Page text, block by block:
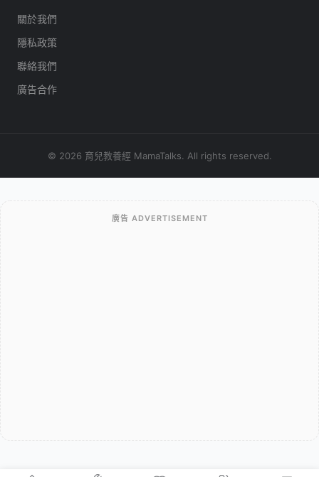
關於我們
隱私政策
聯絡我們
廣告合作
© 2026 育兒教養經 MamaTalks. All rights reserved.
廣告 ADVERTISEMENT